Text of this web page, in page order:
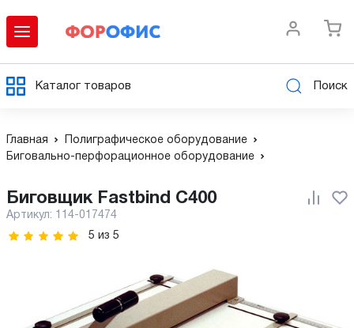
Каталог товаров Поиск
Главная
Полиграфическое оборудование
Биговально-перфорационное оборудование
Биговщик Fastbind C400
Артикул: 114-017474
5 из 5